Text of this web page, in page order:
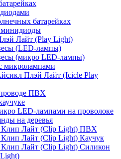
батарейках
Лайт (Play Light)
(LED-лампы)
(микро LED-лампы)
микролампами
Плэй Лайт (Icicle Play
ПВХ
LED-лампами на проволоке
на деревья
Клип Лайт (Clip Light) ПВХ
Клип Лайт (Clip Light) Каучук
Клип Лайт (Clip Light) Силикон